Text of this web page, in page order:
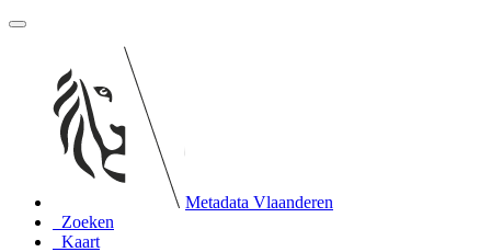
Metadata Vlaanderen
Zoeken
Kaart